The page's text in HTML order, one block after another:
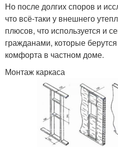
Но после долгих споров и
что всё-таки у внешнего
плюсов, что используется и
гражданами, которые
комфорта в частном доме.
Монтаж каркаса